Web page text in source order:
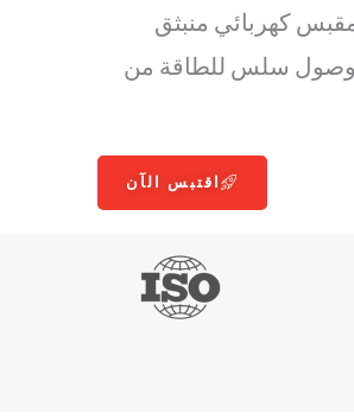
كهربائي منبثق
وصول سلس للطاقة من
اقتبس الآن